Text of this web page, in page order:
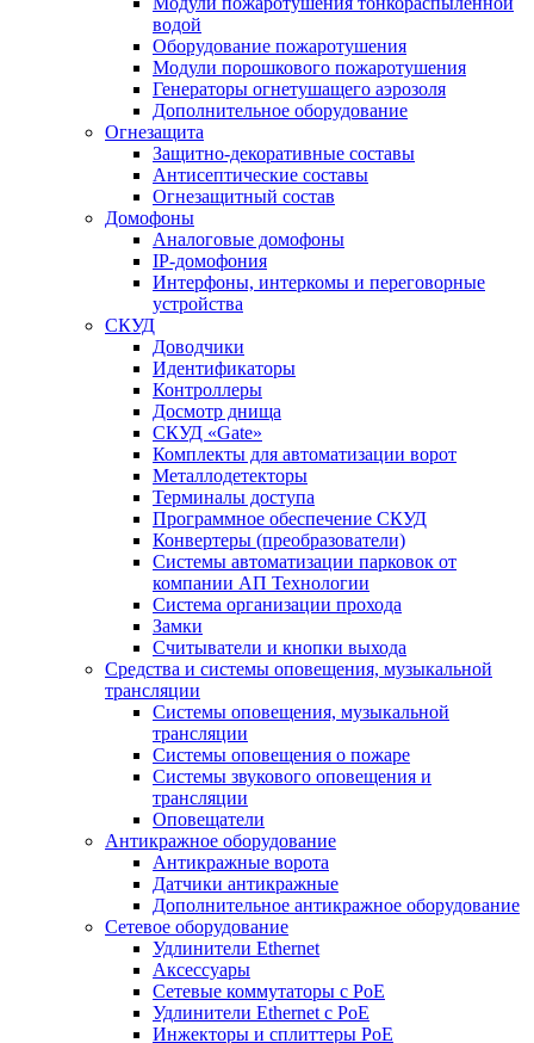
водой
Оборудование пожаротушения
Модули порошкового пожаротушения
Генераторы огнетушащего аэрозоля
Дополнительное оборудование
Огнезащита
Защитно-декоративные составы
Антисептические составы
Огнезащитный состав
Домофоны
Аналоговые домофоны
IP-домофония
Интерфоны, интеркомы и переговорные
устройства
СКУД
Доводчики
Идентификаторы
Контроллеры
Досмотр днища
СКУД «Gate»
Комплекты для автоматизации ворот
Металлодетекторы
Терминалы доступа
Программное обеспечение СКУД
Конвертеры (преобразователи)
Системы автоматизации парковок от
компании АП Технологии
Система организации прохода
Замки
Считыватели и кнопки выхода
Средства и системы оповещения, музыкальной
трансляции
Системы оповещения, музыкальной
трансляции
Системы оповещения о пожаре
Системы звукового оповещения и
трансляции
Оповещатели
Антикражное оборудование
Антикражные ворота
Датчики антикражные
Дополнительное антикражное оборудование
Сетевое оборудование
Удлинители Ethernet
Аксессуары
Сетевые коммутаторы с РоЕ
Удлинители Ethernet с PoE
Инжекторы и сплиттеры РоЕ